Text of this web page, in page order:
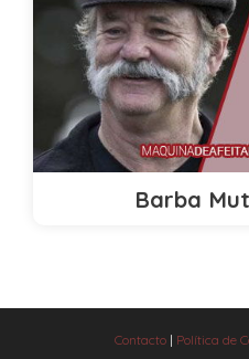
Barba
Contacto | Política de